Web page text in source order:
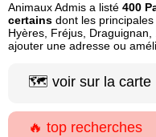
Animaux Admis a listé 400
certains dont les
Hyères, Fréjus,
ajouter une adresse ou
🗺️ voir sur la carte
🔥 top recherches